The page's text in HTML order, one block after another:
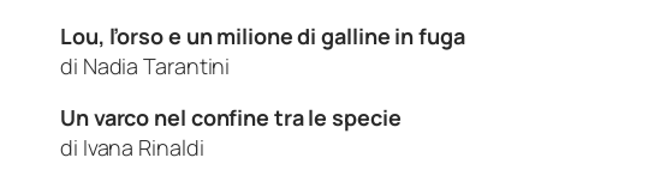
Lou, l’orso e un milione di galline in fuga
di Nadia Tarantini
Un varco nel confine tra le specie
di Ivana Rinaldi